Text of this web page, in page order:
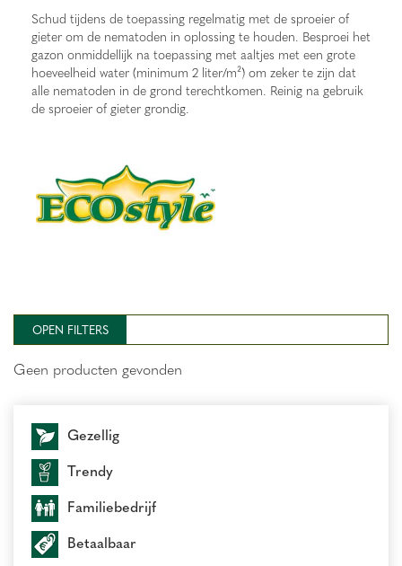
Schud tijdens de toepassing regelmatig met de sproeier of
gieter om de nematoden in oplossing te houden. Besproei het
gazon onmiddellijk na toepassing met aaltjes met een grote
hoeveelheid water (minimum 2 liter/m²) om zeker te zijn dat
alle nematoden in de grond terechtkomen. Reinig na gebruik
de sproeier of gieter grondig.
OPEN FILTERS
Geen producten gevonden
Gezellig
Trendy
Familiebedrijf
Betaalbaar